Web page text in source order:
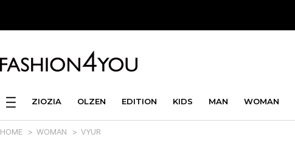
ZIOZIA OLZEN EDITION KIDS MAN WOMAN
HOME > WOMAN > VYUR